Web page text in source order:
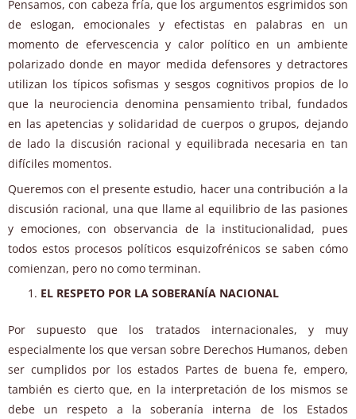
Pensamos, con cabeza fría, que los argumentos esgrimidos son
de eslogan, emocionales y efectistas en palabras en un
momento de efervescencia y calor político en un ambiente
polarizado donde en mayor medida defensores y detractores
utilizan los típicos sofismas y sesgos cognitivos propios de lo
que la neurociencia denomina pensamiento tribal, fundados
en las apetencias y solidaridad de cuerpos o grupos, dejando
de lado la discusión racional y equilibrada necesaria en tan
difíciles momentos.
Queremos con el presente estudio, hacer una contribución a la
discusión racional, una que llame al equilibrio de las pasiones
y emociones, con observancia de la institucionalidad, pues
todos estos procesos políticos esquizofrénicos se saben cómo
comienzan, pero no como terminan.
EL RESPETO POR LA SOBERANÍA NACIONAL
Por supuesto que los tratados internacionales, y muy
especialmente los que versan sobre Derechos Humanos, deben
ser cumplidos por los estados Partes de buena fe, empero,
también es cierto que, en la interpretación de los mismos se
debe un respeto a la soberanía interna de los Estados